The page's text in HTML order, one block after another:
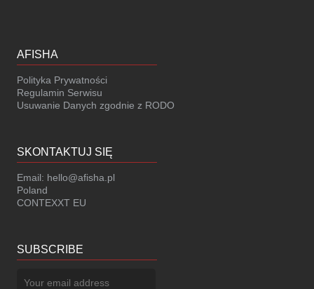
AFISHA
Polityka Prywatności
Regulamin Serwisu
Usuwanie Danych zgodnie z RODO
SKONTAKTUJ SIĘ
Email: hello@afisha.pl
Poland
CONTEXXT EU
SUBSCRIBE